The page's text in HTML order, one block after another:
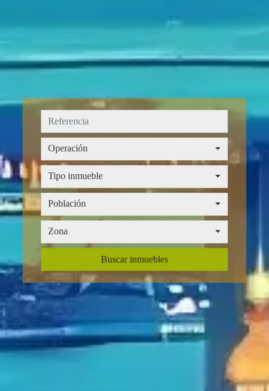
Operación
Operación
Tipo inmueble
Tipo inmueble
Provincia
Población
Población
Zona
Zona
Buscar inmuebles